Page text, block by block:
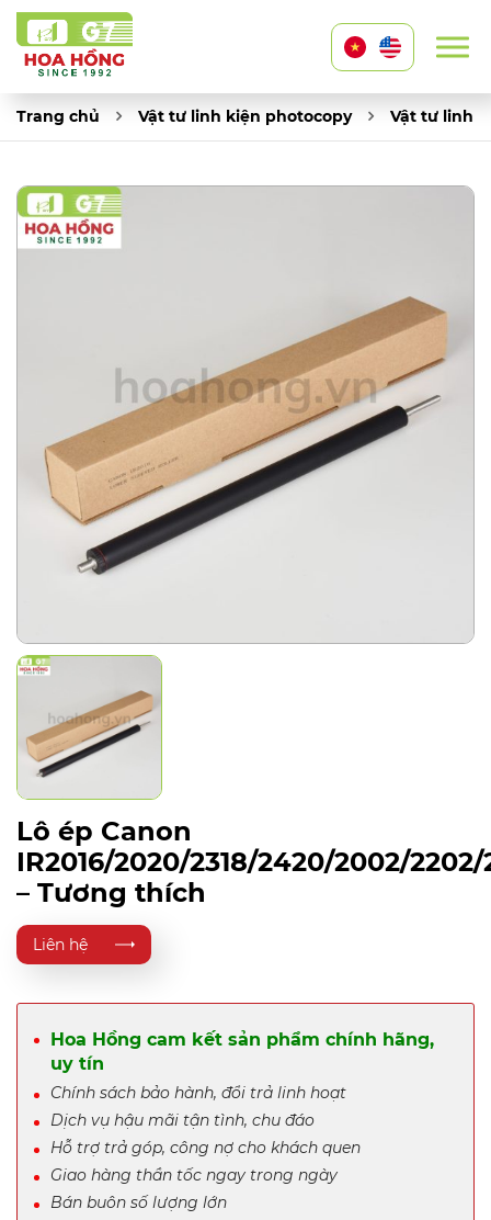
Trang chủ Vật tư linh kiện photocopy Vật tư linh
Lô ép Canon
IR2016/2020/2318/2420/2002/
– Tương thích
Liên hệ
Hoa Hồng cam kết sản phẩm chính hãng,
uy tín
Chính sách bảo hành, đổi trả linh hoạt
Dịch vụ hậu mãi tận tình, chu đáo
Hỗ trợ trả góp, công nợ cho khách quen
Giao hàng thần tốc ngay trong ngày
Bán buôn số lượng lớn